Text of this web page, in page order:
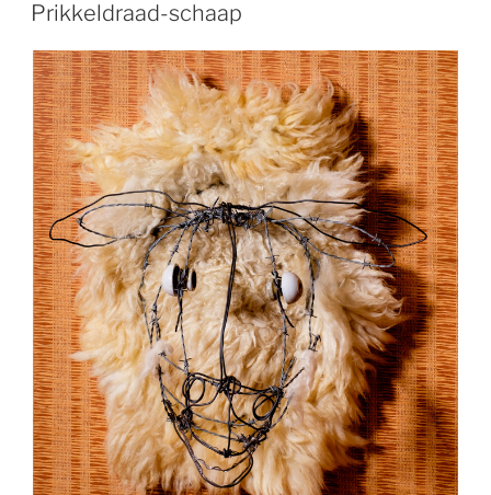
OP
Prikkeldraad-schaap